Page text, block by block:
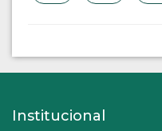
Institucional